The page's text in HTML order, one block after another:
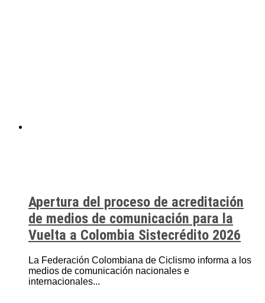
Apertura del proceso de acreditación
de medios de comunicación para la
Vuelta a Colombia Sistecrédito 2026
La Federación Colombiana de Ciclismo informa a los
medios de comunicación nacionales e
internacionales...